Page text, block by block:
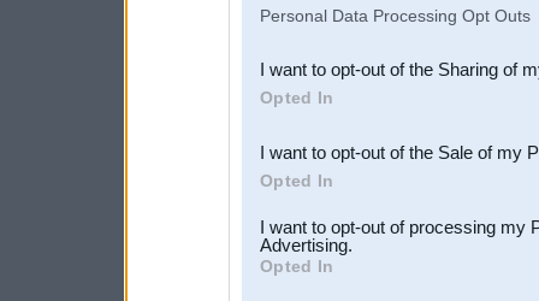
Downstream Participants
third parties.
Personal Data Processing Opt Outs
I want to opt-out of the Sharing of
Opted In
I want to opt-out of the Sale of my
Opted In
I want to opt-out of processing my
Advertising.
Opted In